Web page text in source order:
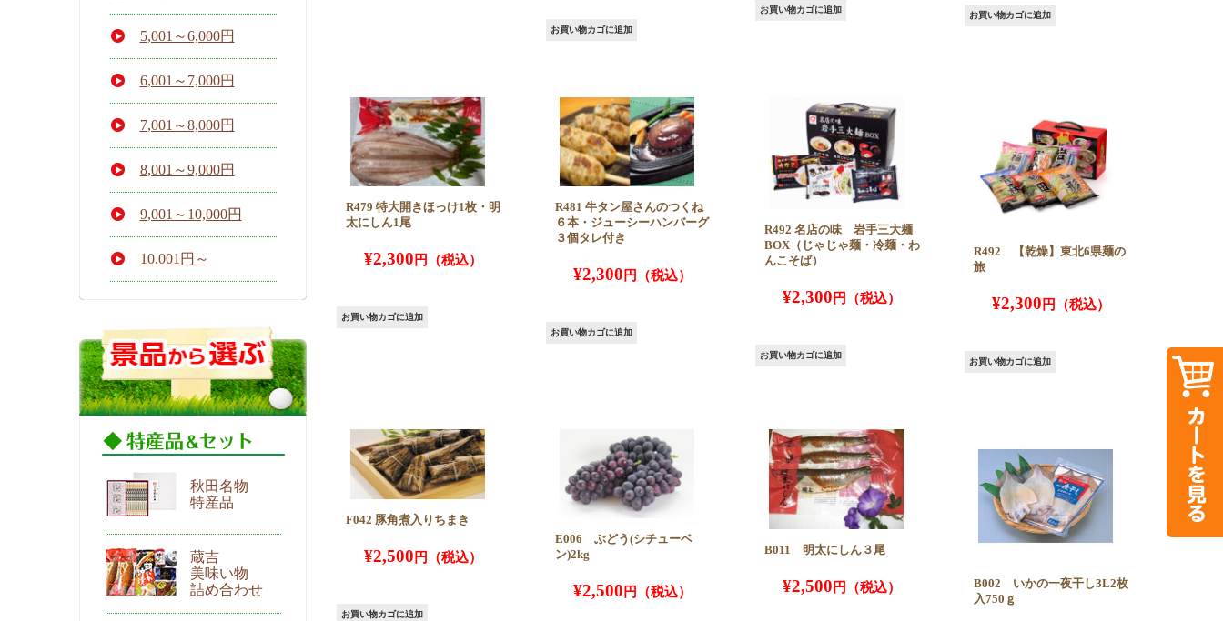
5,001～6,000円
6,001～7,000円
7,001～8,000円
8,001～9,000円
9,001～10,000円
10,001円～
秋田名物
特産品
蔵吉
美味い物
詰め合わせ
お買い物カゴに追加
お買い物カゴに追加
お買い物カゴに追加
R479 特大開きほっけ1枚・明
太にしん1尾
¥2,300
お買い物カゴに追加
R481 牛タン屋さんのつくね
６本・ジューシーハンバーグ
３個タレ付き
¥2,300
お買い物カゴに追加
R492 名店の味 岩手三大麺
BOX（じゃじゃ麺・冷麺・わ
んこそば）
¥2,300
お買い物カゴに追加
R492 【乾燥】東北6県麺の
旅
¥2,300
お買い物カゴに追加
F042 豚角煮入りちまき
¥2,500
お買い物カゴに追加
E006 ぶどう(シチューベ
ン)2kg
¥2,500
B011 明太にしん３尾
¥2,500
B002 いかの一夜干し3L2枚
入750ｇ